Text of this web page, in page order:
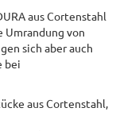
aus Cortenstahl
Umrandung von
sich aber auch
bei
aus Cortenstahl,